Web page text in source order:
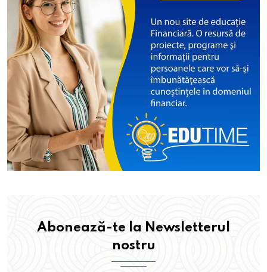
Abonează-te la Newsletterul
nostru